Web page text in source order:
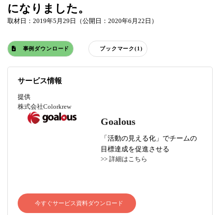
になりました。
取材日：2019年5月29日（公開日：2020年6月22日）
事例ダウンロード ブックマーク(1)
サービス情報
提供
株式会社Colorkrew
Goalous
「活動の見える化」でチームの
目標達成を促進させる
>> 詳細はこちら
今すぐサービス資料ダウンロード